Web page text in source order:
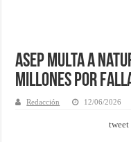
ASEP multa a
millones por
Redacción 12/06/2026
tweet